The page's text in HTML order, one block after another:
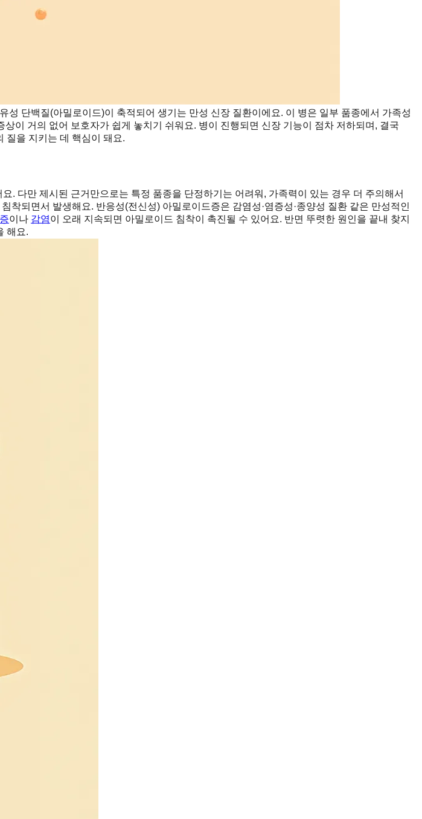
성 단백질(아밀로이드)이 축적되어 생기는 만성 신장 질환이에요. 이 병은 일부 품종에서 가족성
이 거의 없어 보호자가 쉽게 놓치기 쉬워요. 병이 진행되면 신장 기능이 점차 저하되며, 결국
질을 지키는 데 핵심이 돼요.
. 다만 제시된 근거만으로는 특정 품종을 단정하기는 어려워, 가족력이 있는 경우 더 주의해서
되면서 발생해요. 반응성(전신성) 아밀로이드증은 감염성·염증성·종양성 질환 같은 만성적인
이나 감염이 오래 지속되면 아밀로이드 침착이 촉진될 수 있어요. 반면 뚜렷한 원인을 끝내 찾지
해요.